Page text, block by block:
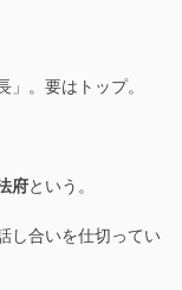
。要はトップ。
府という。
し合いを仕切ってい